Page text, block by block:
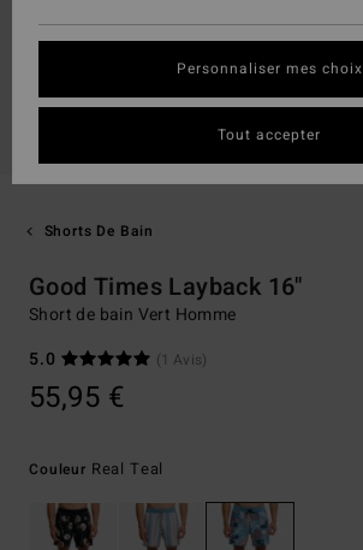
Shorts De Bain
Good Times Layback 16"
Short de bain Vert Homme
5.0
(1 Avis)
55,95 €
Couleur Real Teal
Personnaliser mes choix
Tout accepter